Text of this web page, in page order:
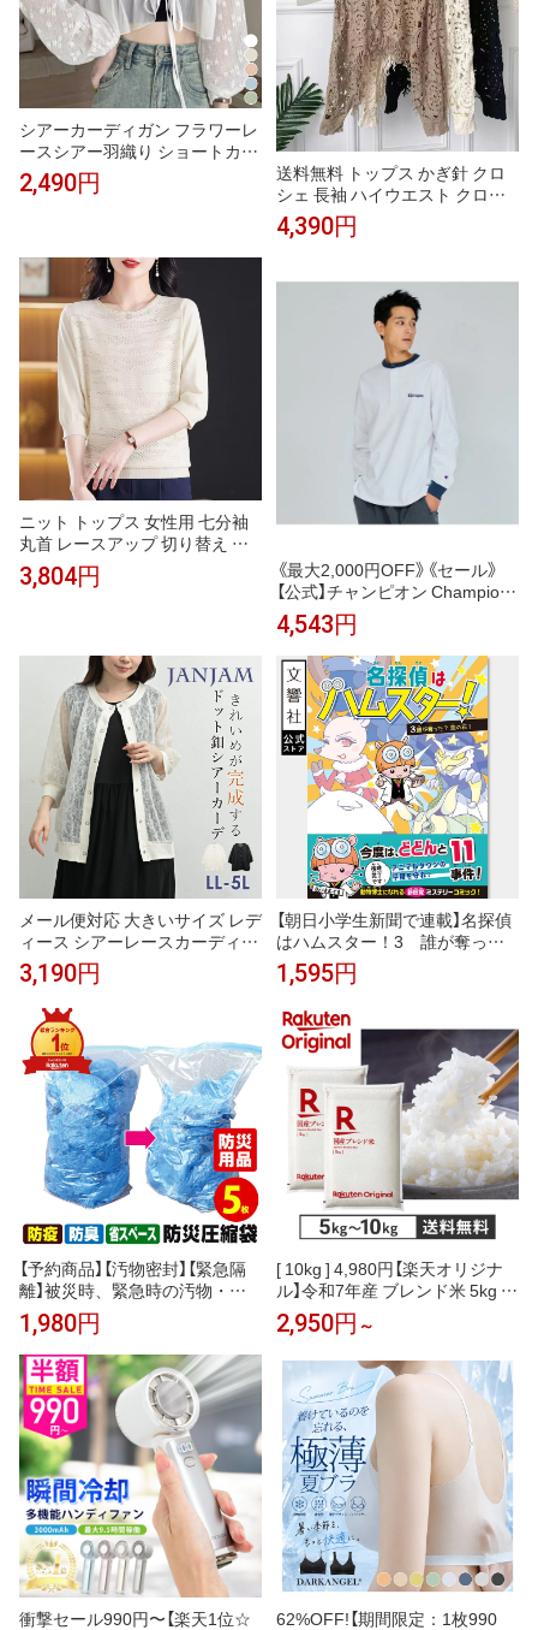
シアーカーディガン フラワーレ
ースシアー羽織り ショートカー
ディガン トップス シースルー
ボレロ フラワーレース 花柄 刺
SEU seu26nt1071
2,490円
送料無料 トップス かぎ針 クロ
シェ 長袖 ハイウエスト クロッ
プド丈 短丈 ボレロ風 レイヤー
ド 重ね着 レース 花モチーフ ア
french」
4,390円
ニット トップス 女性用 七分袖
丸首 レースアップ 切り替え ゆ
ったり インナー 黒 米白 キャメ
ル 秋冬 ポリエステル 薄手 セッ
柔らか素材 ベーシック スタイル
3,804円
《最大2,000円OFF》《セール》
【公式】チャンピオン Champion
ロングスリーブヘンリーネック
Tシャツ 25SS メンズカジュア
ル (C3-B405)★ メンズ レディー
ス ロンT 長袖
4,543円
メール便対応 大きいサイズ レデ
ィース シアーレースカーディガ
ン 7分袖 前開きボタン 花柄 羽織
り トップス LL/3L/4L/5L ゆった
りサイズ ぽっちゃり女子 プラス
サイズ
3,190円
【朝日小学生新聞で連載】名探偵
はハムスター！3 誰が奪っ
た？恋の石！｜こざきゆう やぶ
のてんや 小宮輝之 児童書 小学
生 探偵 本 図鑑 推薦図書 読み物
児童 動物 ミステリー 学習 知識
生物 理科 雑学 どうぶつ いきも
の 生き物 動物学 ハムスター 動
物博士
1,595円
【予約商品】【汚物密封】【緊急隔
離】被災時、緊急時の汚物・廃
棄物・生ゴミを圧縮！廃棄まで
の10日間に耐える！防災圧縮袋
5枚入【安心の日本製】
1,980円
[ 10kg ] 4,980円【楽天オリジナ
ル】令和7年産 ブレンド米 5kg ～
10kg お米 白米 国産 家計応援 ま
とめ買い お弁当 業務用 送料無
料
2,950円 ～
衝撃セール990円〜【楽天1位☆
62%OFF!【期間限定：1枚990